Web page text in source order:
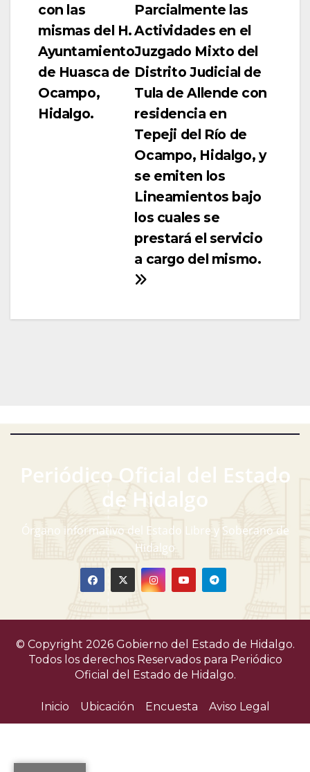
Parcialmente las
Actividades en el
Juzgado Mixto del
Distrito Judicial de
Tula de Allende con
residencia en
Tepeji del Río de
Ocampo, Hidalgo, y
se emiten los
Lineamientos bajo
los cuales se
prestará el servicio
a cargo del mismo.
con las
mismas del H.
Ayuntamiento
de Huasca de
Ocampo,
Hidalgo.
Periódico Oficial del Estado
de Hidalgo
Órgano informativo del Estado Libre y Soberano de
Hidalgo
© Copyright 2026 Gobierno del Estado de Hidalgo.
Todos los derechos Reservados para Periódico
Oficial del Estado de Hidalgo.
Inicio Ubicación Encuesta Aviso Legal